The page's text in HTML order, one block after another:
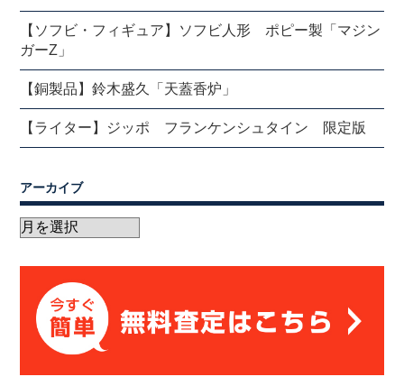
【ソフビ・フィギュア】ソフビ人形 ポピー製「マジン
ガーZ」
【銅製品】鈴木盛久「天蓋香炉」
【ライター】ジッポ フランケンシュタイン 限定版
アーカイブ